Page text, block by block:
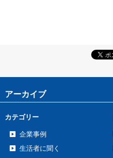
アーカイブ
カテゴリー
企業事例
生活者に聞く